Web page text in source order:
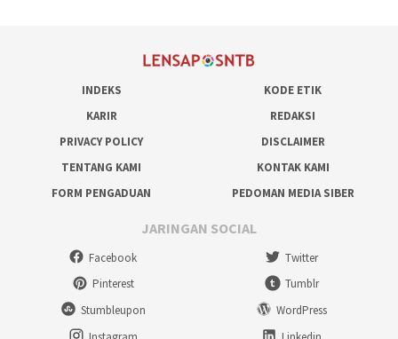
INDEKS
KODE ETIK
KARIR
REDAKSI
PRIVACY POLICY
DISCLAIMER
TENTANG KAMI
KONTAK KAMI
FORM PENGADUAN
PEDOMAN MEDIA SIBER
JARINGAN SOCIAL
Facebook
Twitter
Pinterest
Tumblr
Stumbleupon
WordPress